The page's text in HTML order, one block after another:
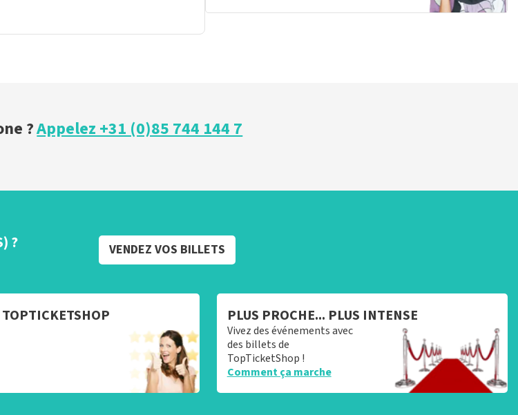
?Appelez +31 (0)85 744 144 7
? VENDEZ VOS BILLETS
PLUS PROCHE... PLUS INTENSE
Vivez des événements avec
des billets de
TopTicketShop !
Comment ça marche